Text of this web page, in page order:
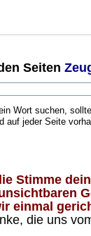
Seiten
Wort suchen,
auf jeder Seite
Stimme
einmal
die uns